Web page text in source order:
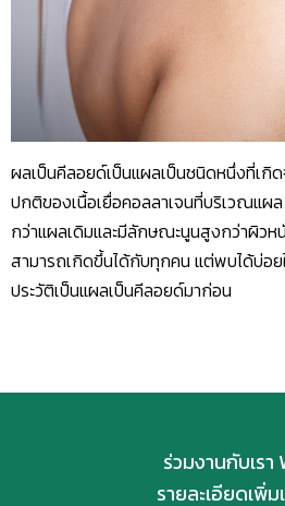
ผลเป็นคีลอยด์เป็นแผลเป็นชนิดหนึ่งที่เกิ
ปกติของเนื้อเยื่อคอลลาเจนที่บริเวณแผ
กว่าแผลเดิมและมีลักษณะนูนสูงกว่าผิว
สามารถเกิดขึ้นได้กับทุกคน แต่พบได้บ่อ
ประวัติเป็นแผลเป็นคีลอยด์มาก่อน
ร่วมงานกับเรา
รายละเอียดเพิ่ม